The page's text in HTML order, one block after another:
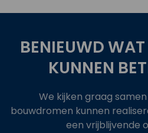
BENIEUWD
KUNNEN
We kijken graag
bouwdromen kunnen
een vrijblijvende